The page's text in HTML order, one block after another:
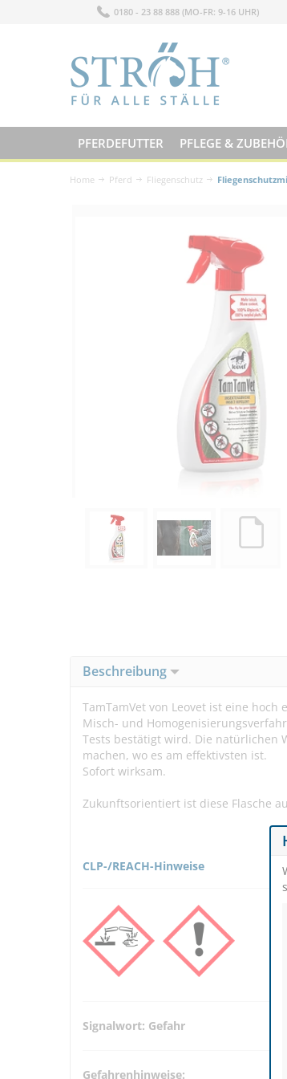
0180 - 23 88 888 (MO-FR: 9-16 UHR)
PFERDEFUTTER PFLEGE &
Home Pferd Fliegenschutz
Beschreibung
TamTamVet von Leovet ist eine
Misch- und
Tests bestätigt wird. Die natürlichen
machen, wo es am effektivsten ist.
Sofort wirksam.
Zukunftsorientiert ist diese Flasche
CLP-/REACH-Hinweise
Signalwort: Gefahr
Gefahrenhinweise: